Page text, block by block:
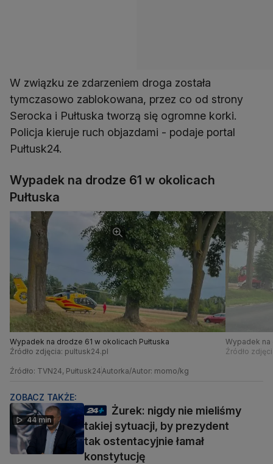
W związku ze zdarzeniem droga została
tymczasowo zablokowana, przez co od strony
Serocka i Pułtuska tworzą się ogromne korki.
Policja kieruje ruch objazdami - podaje portal
Pułtusk24.
Wypadek na drodze 61 w okolicach
Pułtuska
Wypadek na drodze 61 w okolicach Pułtuska
Źródło zdjęcia: pultusk24.pl
Wypadek na
Źródło
Źródło: TVN24, Pułtusk24Autorka/Autor: momo/kg
ZOBACZ TAKŻE:
44 min
Żurek: nigdy nie mieliśmy
takiej sytuacji, by prezydent
tak ostentacyjnie łamał
konstytucję